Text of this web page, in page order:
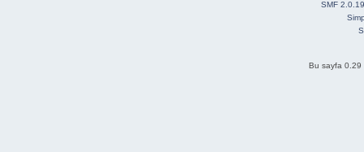
SMF 2.0.19
Bu sayfa 0.29